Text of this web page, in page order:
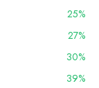
25%
27%
30%
39%